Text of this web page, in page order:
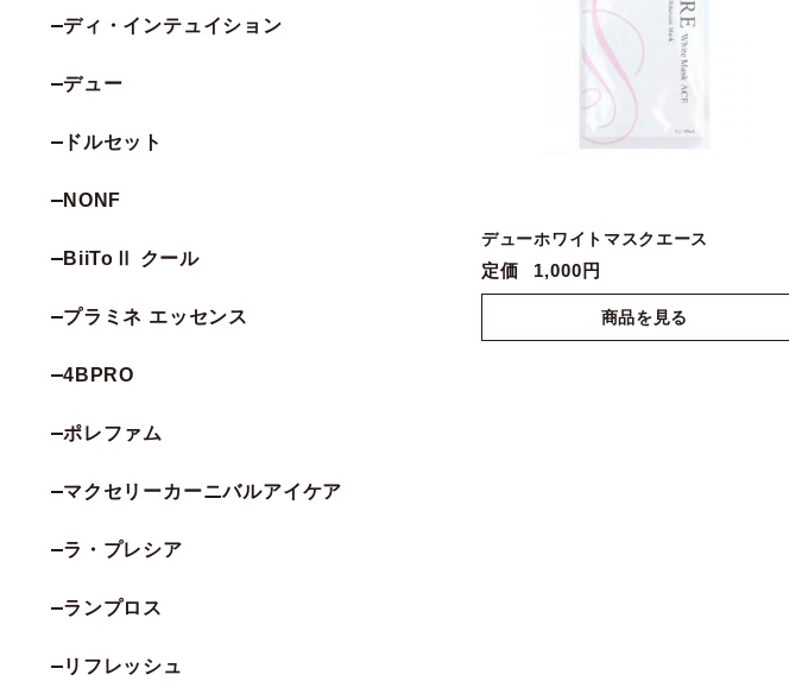
デューホワイトマスクエース
定価 1,000円
ディ・インテュイション
デュー
ドルセット
NONF
BiiToⅡ クール
プラミネ エッセンス
4BPRO
ポレファム
マクセリーカーニバルアイケア
ラ・プレシア
ランプロス
リフレッシュ